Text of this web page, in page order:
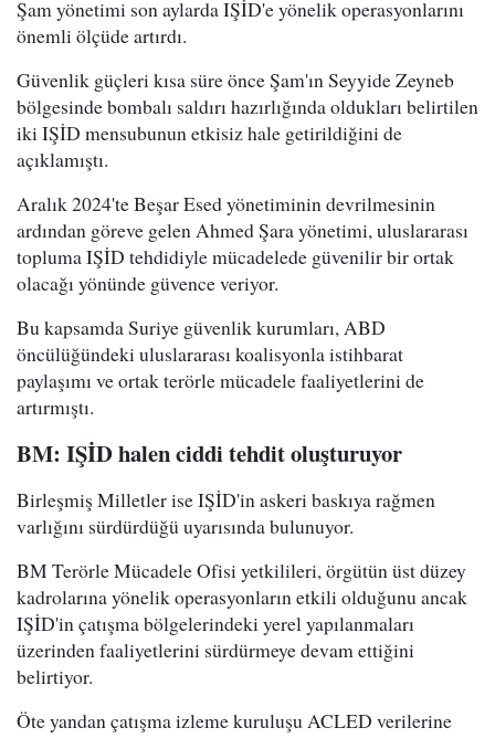
Şam yönetimi son aylarda IŞİD'e yönelik operasyonlarını
önemli ölçüde artırdı.
Güvenlik güçleri kısa süre önce Şam'ın Seyyide Zeyneb
bölgesinde bombalı saldırı hazırlığında oldukları belirtilen
iki IŞİD mensubunun etkisiz hale getirildiğini de
açıklamıştı.
Aralık 2024'te Beşar Esed yönetiminin devrilmesinin
ardından göreve gelen Ahmed Şara yönetimi, uluslararası
topluma IŞİD tehdidiyle mücadelede güvenilir bir ortak
olacağı yönünde güvence veriyor.
Bu kapsamda Suriye güvenlik kurumları, ABD
öncülüğündeki uluslararası koalisyonla istihbarat
paylaşımı ve ortak terörle mücadele faaliyetlerini de
artırmıştı.
BM: IŞİD halen ciddi tehdit oluşturuyor
Birleşmiş Milletler ise IŞİD'in askeri baskıya rağmen
varlığını sürdürdüğü uyarısında bulunuyor.
BM Terörle Mücadele Ofisi yetkilileri, örgütün üst düzey
kadrolarına yönelik operasyonların etkili olduğunu ancak
IŞİD'in çatışma bölgelerindeki yerel yapılanmaları
üzerinden faaliyetlerini sürdürmeye devam ettiğini
belirtiyor.
Öte yandan çatışma izleme kuruluşu ACLED verilerine